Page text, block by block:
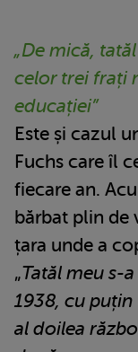
„De mică,
celor trei frați
educației”
Este și cazul
Fuchs care îl
fiecare an.
bărbat plin de
țara unde a
„Tatăl meu s-
1938, cu
al doilea